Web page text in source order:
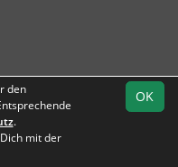
OK
den
.
mit der